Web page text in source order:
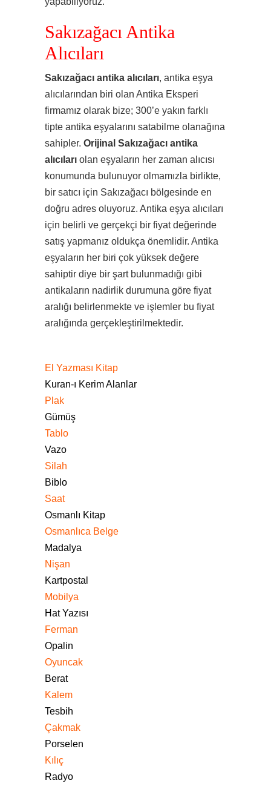
Sakızağacı Antika
Alıcıları
Sakızağacı antika alıcıları, antika eşya
alıcılarından biri olan Antika Eksperi
firmamız olarak bize; 300’e yakın farklı
tipte antika eşyalarını satabilme olanağına
sahipler. Orijinal Sakızağacı antika
alıcıları olan eşyaların her zaman alıcısı
konumunda bulunuyor olmamızla birlikte,
bir satıcı için Sakızağacı bölgesinde en
doğru adres oluyoruz. Antika eşya alıcıları
için belirli ve gerçekçi bir fiyat değerinde
satış yapmanız oldukça önemlidir. Antika
eşyaların her biri çok yüksek değere
sahiptir diye bir şart bulunmadığı gibi
antikaların nadirlik durumuna göre fiyat
aralığı belirlenmekte ve işlemler bu fiyat
aralığında gerçekleştirilmektedir.
El Yazması Kitap
Kuran-ı Kerim Alanlar
Plak
Gümüş
Tablo
Vazo
Silah
Biblo
Saat
Osmanlı Kitap
Osmanlıca Belge
Madalya
Nişan
Kartpostal
Mobilya
Hat Yazısı
Ferman
Opalin
Oyuncak
Berat
Kalem
Tesbih
Çakmak
Porselen
Kılıç
Radyo